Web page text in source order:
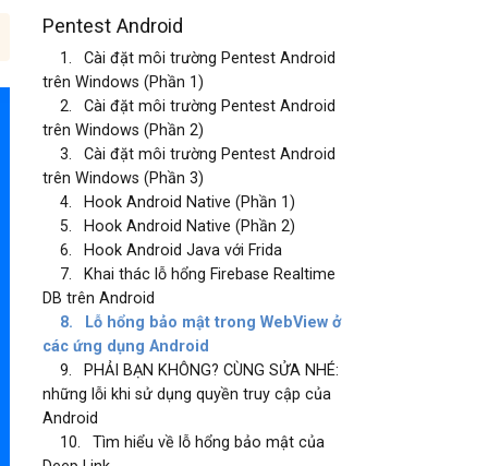
Pentest Android
1.
Cài đặt môi trường Pentest Android
trên Windows (Phần 1)
2.
Cài đặt môi trường Pentest Android
trên Windows (Phần 2)
3.
Cài đặt môi trường Pentest Android
trên Windows (Phần 3)
4. Hook Android Native (Phần 1)
5. Hook Android Native (Phần 2)
6. Hook Android Java với Frida
7.
Khai thác lỗ hổng Firebase Realtime
DB trên Android
8.
Lỗ hổng bảo mật trong WebView ở
các ứng dụng Android
9.
PHẢI BẠN KHÔNG? CÙNG SỬA NHÉ:
những lỗi khi sử dụng quyền truy cập của
Android
10.
Tìm hiểu về lỗ hổng bảo mật của